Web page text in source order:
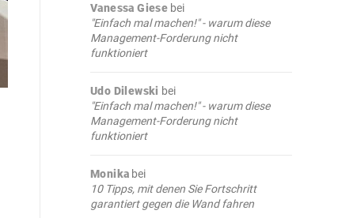
Vanessa Giese bei
"Einfach mal machen!" - warum diese
Management-Forderung nicht
funktioniert
Udo Dilewski bei
"Einfach mal machen!" - warum diese
Management-Forderung nicht
funktioniert
Monika bei
10 Tipps, mit denen Sie Fortschritt
garantiert gegen die Wand fahren